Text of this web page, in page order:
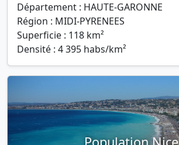
Département : HAUTE-GARONNE
Région : MIDI-PYRENEES
Superficie : 118 km²
Densité : 4 395 habs/km²
Population Nice